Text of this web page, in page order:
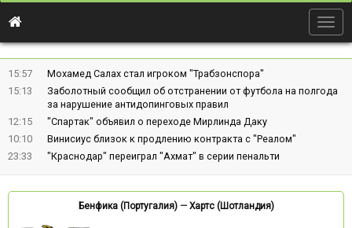
15:57
Мохамед Салах стал игроком "Трабзонспора"
15:13
Заболотный сообщил об отстранении от футбола на полгода
за нарушение антидопинговых правил
12:15
"Спартак" объявил о переходе Мирлинда Даку
10:10
Винисиус близок к продлению контракта с "Реалом"
23:33
"Краснодар" переиграл "Ахмат" в серии пенальти
Бенфика (Португалия)— Хартс (Шотландия)